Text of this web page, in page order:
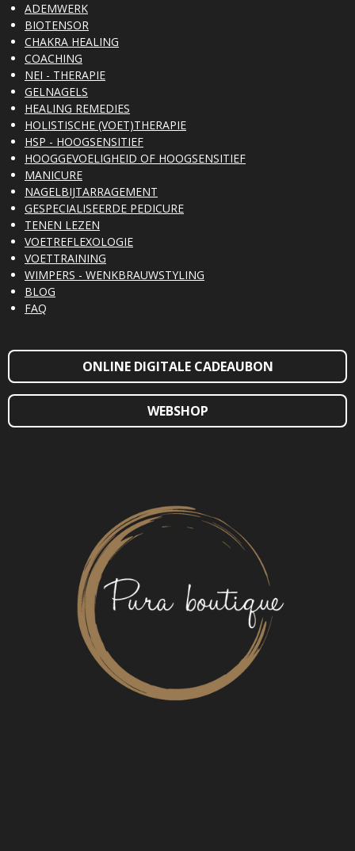
ADEMWERK
BIOTENSOR
CHAKRA HEALING
COACHING
NEI - THERAPIE
GELNAGELS
HEALING REMEDIES
HOLISTISCHE (VOET)THERAPIE
HSP - HOOGSENSITIEF
HOOGGEVOELIGHEID OF HOOGSENSITIEF
MANICURE
NAGELBIJTARRAGEMENT
GESPECIALISEERDE PEDICURE
TENEN LEZEN
VOETREFLEXOLOGIE
VOETTRAINING
WIMPERS - WENKBRAUWSTYLING
BLOG
FAQ
ONLINE DIGITALE CADEAUBON
WEBSHOP